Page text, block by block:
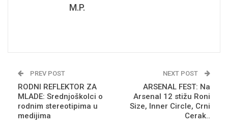
M.P.
PREV POST
RODNI REFLEKTOR ZA
MLADE: Srednjoškolci o
rodnim stereotipima u
medijima
NEXT POST
ARSENAL FEST: Na
Arsenal 12 stižu Roni
Size, Inner Circle, Crni
Cerak..